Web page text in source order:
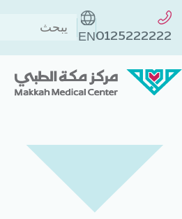
0125222222
EN
د. محمد علي
الخلف>